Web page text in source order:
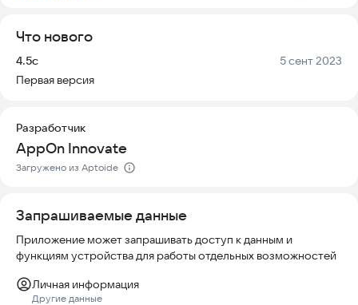
тайм-менеджмента!
Что нового
Версия:
4.5c Дата:
5 сент 2023
Первая версия
Разработчик
AppOn Innovate
Загружено из Aptoide
Запрашиваемые данные
Приложение может запрашивать доступ к данным и
функциям устройства для работы отдельных возможностей
Личная информация
Другие данные